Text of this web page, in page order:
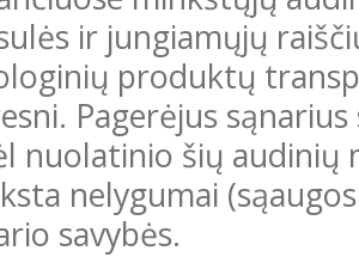
ir jungiamųjų
produktų
Pagerėjus
nuolatinio šių audinių
nelygumai
savybės.